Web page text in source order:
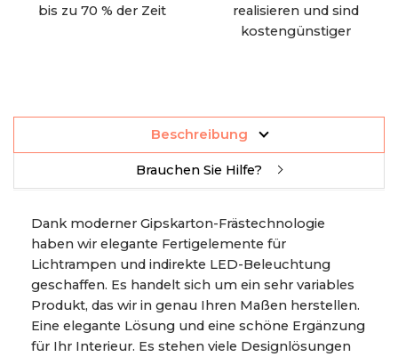
bis zu 70 % der Zeit
realisieren und sind
kostengünstiger
Beschreibung
Brauchen Sie Hilfe?
Dank moderner Gipskarton-Frästechnologie
haben wir elegante Fertigelemente für
Lichtrampen und indirekte LED-Beleuchtung
geschaffen. Es handelt sich um ein sehr variables
Produkt, das wir in genau Ihren Maßen herstellen.
Eine elegante Lösung und eine schöne Ergänzung
für Ihr Interieur. Es stehen viele Designlösungen